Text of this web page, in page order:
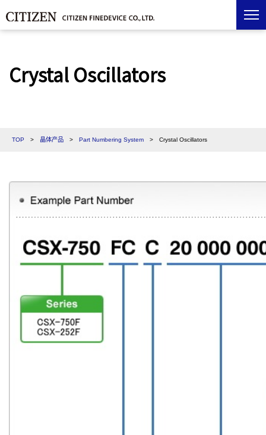
Crystal Oscillators
TOP > 晶体产品 > Part Numbering System > Crystal Oscillators